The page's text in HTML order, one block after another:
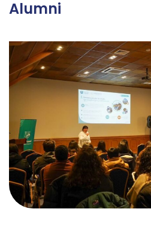
Alumni